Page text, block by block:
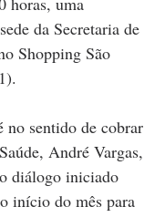
da Secretaria de
Shopping São
no sentido de cobrar
André Vargas,
diálogo iniciado
início do mês para